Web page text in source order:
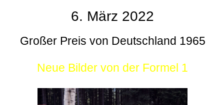
6. März 2022
Großer Preis von Deutschland 1965
Neue Bilder von der Formel 1